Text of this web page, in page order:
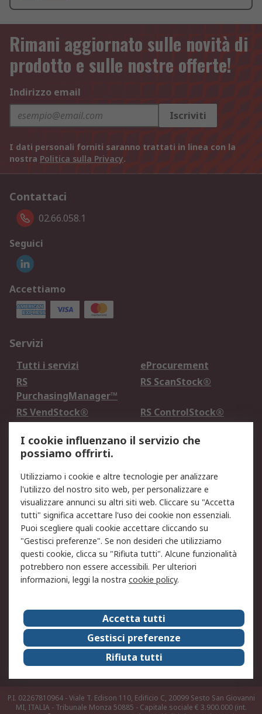
Rimani aggiornato sulle novità di
prodotto e sulle nostre offerte!
Indirizzo email
Iscriviti
I dati personali forniti saranno trattati in linea con la
nostra Politica sulla Privacy.
Contattaci
02.66.058.1
Seguici
Accettiamo
Servizi
Tutti i servizi
eProcurement
RS
PurchasingManager™
RS ScanStock®
RS VendStock®
RS ControlStock®
Legale
Informativa Cookie
Informativa Privacy -
Aggiornata
Email Security
Termini d'uso
Condizioni di vendita
Condizioni generali di
servizio
Etica e responsabilità
Chi Siamo
Chi Siamo
Contattaci
Supporto
ESG
Carriere
RS Group
Press Centre
Discovery: il Blog di RS
P.I. 02267810964 - Viale T. Edison 110, Edificio C, 20099 Sesto San Giovanni
MI, ITALIA - Tribunale Monza 50885 - Capitale sociale € 3.900.000 (int.
I cookie influenzano il servizio che
possiamo offrirti.
Utilizziamo i cookie e altre tecnologie per analizzare
l'utilizzo del nostro sito web, per personalizzare e
visualizzare annunci su altri siti web. Cliccare su "Accetta
tutti" significa accettare l'uso dei cookie non essenziali.
Puoi scegliere quali cookie accettare cliccando su
"Gestisci preferenze". Se non desideri che utilizziamo
questi cookie, clicca su "Rifiuta tutti". Alcune funzionalità
potrebbero non essere accessibili. Per ulteriori
informazioni, leggi la nostra cookie policy.
Accetta tutti
Gestisci preferenze
Rifiuta tutti